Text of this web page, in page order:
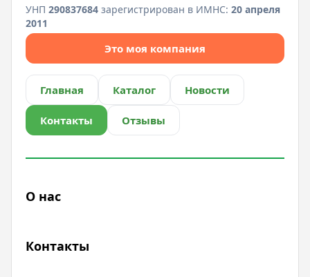
УНП 290837684 зарегистрирован в ИМНС: 20 апреля
2011
Это моя компания
Главная Каталог Новости
Контакты Отзывы
О нас
Контакты